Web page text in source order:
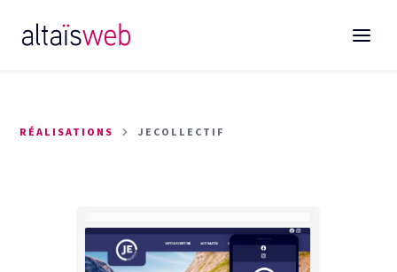
Sites web
E-commerce
RÉALISATIONS JECOLLECTIF